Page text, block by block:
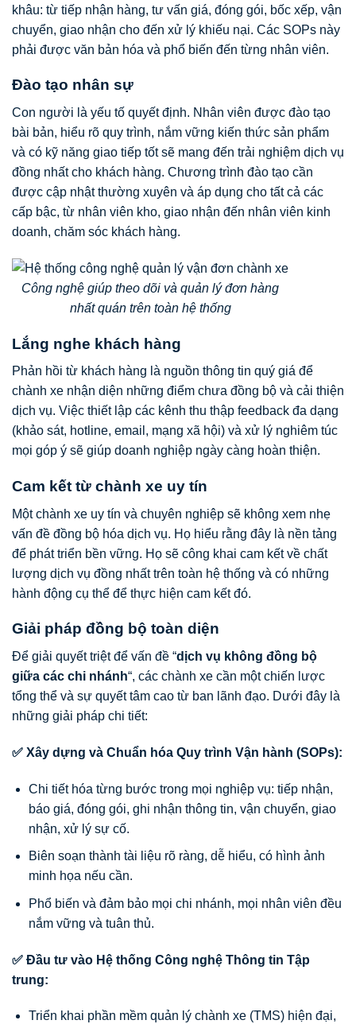
khâu: từ tiếp nhận hàng, tư vấn giá, đóng gói, bốc xếp, vận
chuyển, giao nhận cho đến xử lý khiếu nại. Các SOPs này
phải được văn bản hóa và phổ biến đến từng nhân viên.
Đào tạo nhân sự
Con người là yếu tố quyết định. Nhân viên được đào tạo
bài bản, hiểu rõ quy trình, nắm vững kiến thức sản phẩm
và có kỹ năng giao tiếp tốt sẽ mang đến trải nghiệm dịch vụ
đồng nhất cho khách hàng. Chương trình đào tạo cần
được cập nhật thường xuyên và áp dụng cho tất cả các
cấp bậc, từ nhân viên kho, giao nhận đến nhân viên kinh
doanh, chăm sóc khách hàng.
Công nghệ giúp theo dõi và quản lý đơn hàng
nhất quán trên toàn hệ thống
Lắng nghe khách hàng
Phản hồi từ khách hàng là nguồn thông tin quý giá để
chành xe nhận diện những điểm chưa đồng bộ và cải thiện
dịch vụ. Việc thiết lập các kênh thu thập feedback đa dạng
(khảo sát, hotline, email, mạng xã hội) và xử lý nghiêm túc
mọi góp ý sẽ giúp doanh nghiệp ngày càng hoàn thiện.
Cam kết từ chành xe uy tín
Một chành xe uy tín và chuyên nghiệp sẽ không xem nhẹ
vấn đề đồng bộ hóa dịch vụ. Họ hiểu rằng đây là nền tảng
để phát triển bền vững. Họ sẽ công khai cam kết về chất
lượng dịch vụ đồng nhất trên toàn hệ thống và có những
hành động cụ thể để thực hiện cam kết đó.
Giải pháp đồng bộ toàn diện
Để giải quyết triệt để vấn đề “dịch vụ không đồng bộ
giữa các chi nhánh“, các chành xe cần một chiến lược
tổng thể và sự quyết tâm cao từ ban lãnh đạo. Dưới đây là
những giải pháp chi tiết:
✅ Xây dựng và Chuẩn hóa Quy trình Vận hành (SOPs):
Chi tiết hóa từng bước trong mọi nghiệp vụ: tiếp nhận,
báo giá, đóng gói, ghi nhận thông tin, vận chuyển, giao
nhận, xử lý sự cố.
Biên soạn thành tài liệu rõ ràng, dễ hiểu, có hình ảnh
minh họa nếu cần.
Phổ biến và đảm bảo mọi chi nhánh, mọi nhân viên đều
nắm vững và tuân thủ.
✅ Đầu tư vào Hệ thống Công nghệ Thông tin Tập
trung:
Triển khai phần mềm quản lý chành xe (TMS) hiện đại,